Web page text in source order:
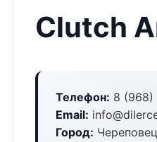
Clutch
Телефон: 8 (968)
Email:
Город: Череповец